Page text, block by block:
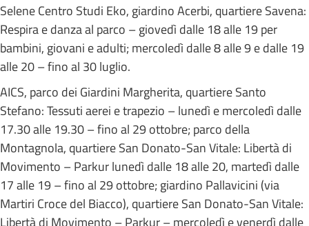
Selene Centro Studi Eko, giardino Acerbi, quartiere Savena:
Respira e danza al parco – giovedì dalle 18 alle 19 per
bambini, giovani e adulti; mercoledì dalle 8 alle 9 e dalle 19
alle 20 – fino al 30 luglio.
AICS, parco dei Giardini Margherita, quartiere Santo
Stefano: Tessuti aerei e trapezio – lunedì e mercoledì dalle
17.30 alle 19.30 – fino al 29 ottobre; parco della
Montagnola, quartiere San Donato-San Vitale: Libertà di
Movimento – Parkur lunedì dalle 18 alle 20, martedì dalle
17 alle 19 – fino al 29 ottobre; giardino Pallavicini (via
Martiri Croce del Biacco), quartiere San Donato-San Vitale:
Libertà di Movimento – Parkur – mercoledì e venerdì dalle